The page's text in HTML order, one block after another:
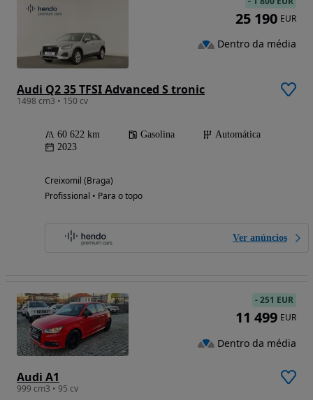
Audi Q2 35 TFSI Advanced S tronic
1498 cm3 • 150 cv
60 622 km Gasolina
Automática
2023
Creixomil (Braga)
Profissional • Para o topo
Ver anúncios
25 190 EUR
Dentro da média
Audi A1
999 cm3 • 95 cv
-251 EUR
11 499 EUR
Dentro da média